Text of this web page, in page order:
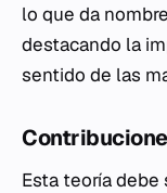
lo que da
destacando la
sentido de las
Esta teoría debe